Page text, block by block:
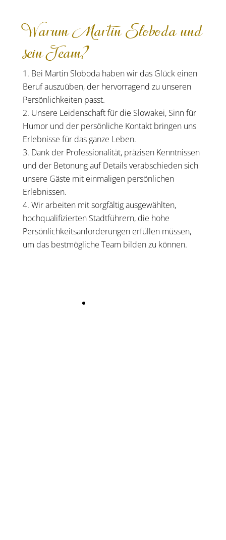
Warum Martin Sloboda und
sein Team?
Bei Martin Sloboda haben wir das Glück einen
Beruf auszuüben, der hervorragend zu unseren
Persönlichkeiten passt.
Unsere Leidenschaft für die Slowakei, Sinn für
Humor und der persönliche Kontakt bringen uns
Erlebnisse für das ganze Leben.
Dank der Professionalität, präzisen Kenntnissen
und der Betonung auf Details verabschieden sich
unsere Gäste mit einmaligen persönlichen
Erlebnissen.
Wir arbeiten mit sorgfältig ausgewählten,
hochqualifizierten Stadtführern, die hohe
Persönlichkeitsanforderungen erfüllen müssen,
um das bestmögliche Team bilden zu können.